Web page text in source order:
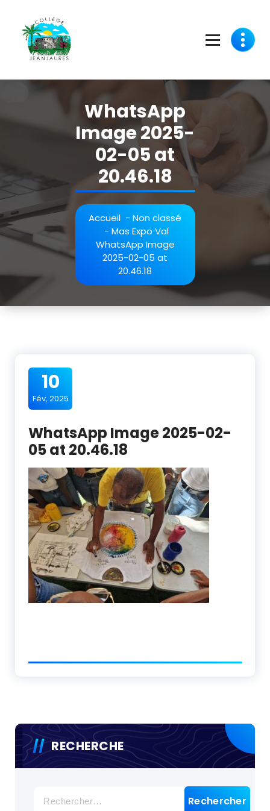
contenu
WhatsApp
Image 2025-
02-05 at
20.46.18
Accueil - Non classé
- Mas Expo Val
WhatsApp Image
2025-02-05 at
20.46.18
10
Fév, 2025
WhatsApp Image 2025-02-
05 at 20.46.18
RECHERCHE